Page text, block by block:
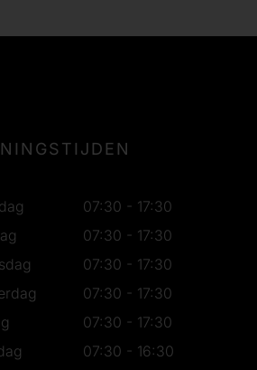
07:30 - 17:30
07:30 - 17:30
07:30 - 17:30
07:30 - 17:30
07:30 - 17:30
07:30 - 16:30